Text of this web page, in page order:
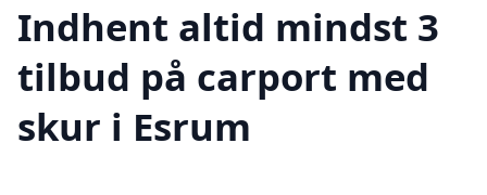
Indhent altid mindst 3
tilbud på carport med
skur i Esrum